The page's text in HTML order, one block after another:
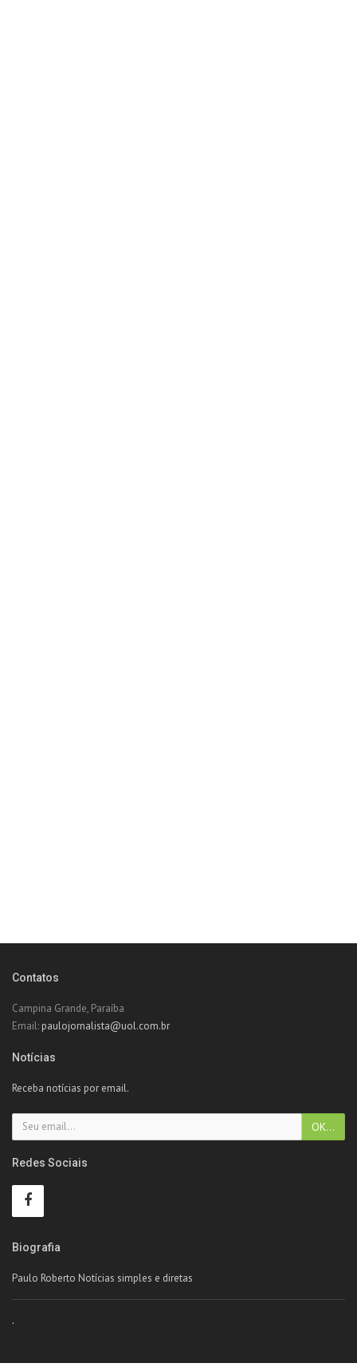
Contatos
Campina Grande, Paraíba
Email: paulojornalista@uol.com.br
Notícias
Receba notícias por email.
Redes Sociais
Biografia
Paulo Roberto Notícias simples e diretas
.